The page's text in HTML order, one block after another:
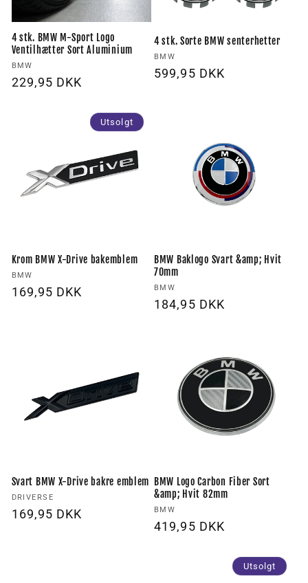
4 stk. BMW M-Sport Logo
Ventilhætter Sort Aluminium
Forhandler:
BMW
Vanlig
229,95 DKK
4 stk. Sorte BMW senterhetter
Forhandler:
BMW
Vanlig
599,95 DKK
Utsolgt
Krom BMW X-Drive bakemblem
Forhandler:
BMW
Vanlig
169,95 DKK
BMW Baklogo Svart &amp; Hvit
70mm
Forhandler:
BMW
Vanlig
184,95 DKK
Svart BMW X-Drive bakre emblem
Forhandler:
DRIVERSE
Vanlig
169,95 DKK
BMW Logo Carbon Fiber Sort
&amp; Hvit 82mm
Forhandler:
BMW
Vanlig
419,95 DKK
Utsolgt